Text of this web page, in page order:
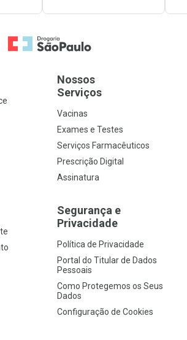
Ir para a Home
Nossos
Serviços
Vacinas
Exames e Testes
Serviços Farmacêuticos
Prescrição Digital
Assinatura
Segurança e
Privacidade
Política de Privacidade
Portal do Titular de Dados
Pessoais
Como Protegemos os Seus
Dados
Configuração de Cookies